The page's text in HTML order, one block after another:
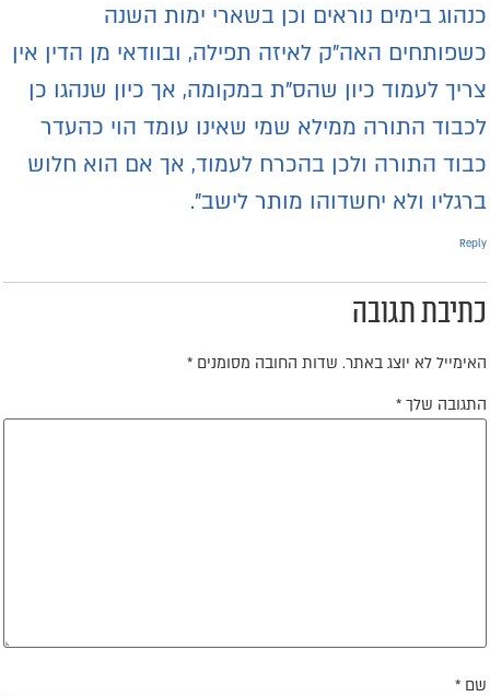
בימים נוראים וכן בשארי ימות השנה
האה"ק לאיזה תפילה, ובוודאי מן הדין אין
לעמוד כיון שהס"ת במקומה, אך כיון שנהגו כן
התורה ממילא שמי שאינו עומד הוי כהעדר
התורה ולכן בהכרח לעמוד, אך אם הוא חלוש
ולא יחשדוהו מותר לישב".
תגובה
לא יוצג באתר. שדות החובה מסומנים
שלך*